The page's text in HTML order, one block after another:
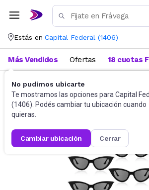
Estás en Capital Federal (1406)
No pudimos ubicarte
Te mostramos las opciones para Capital
(1406). Podés cambiar tu ubicación cuando
quieras.
cambiar ubicación cerrar
Más Vendidos Ofertas 18 cuotas
Accesorios Anteojos de sol